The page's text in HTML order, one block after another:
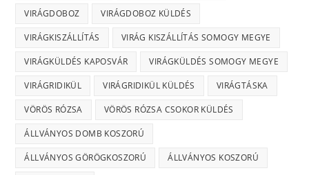
VIRÁGDOBOZ VIRÁGDOBOZ KÜLDÉS
VIRÁGKISZÁLLÍTÁS VIRÁG KISZÁLLÍTÁS SOMOGY MEGYE
VIRÁGKÜLDÉS KAPOSVÁR VIRÁGKÜLDÉS SOMOGY MEGYE
VIRÁGRIDIKÜL VIRÁGRIDIKÜL KÜLDÉS VIRÁGTÁSKA
VÖRÖS RÓZSA VÖRÖS RÓZSA CSOKOR KÜLDÉS
ÁLLVÁNYOS DOMB KOSZORÚ
ÁLLVÁNYOS GÖRÖGKOSZORÚ ÁLLVÁNYOS KOSZORÚ